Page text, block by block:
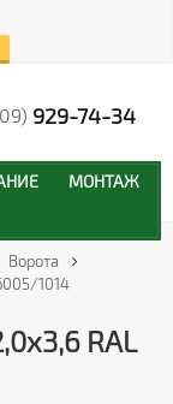
Ворота
1014
RAL
929-74-34
МОНТАЖ